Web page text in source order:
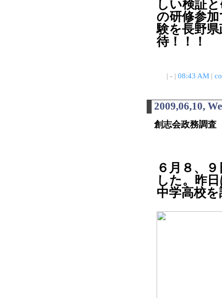
しい検証
の研修参
験を長野
待！！！
| - | 08:43 AM|
2009,06,10,
創志会政務調査
６月８、
した。昨
中学高校